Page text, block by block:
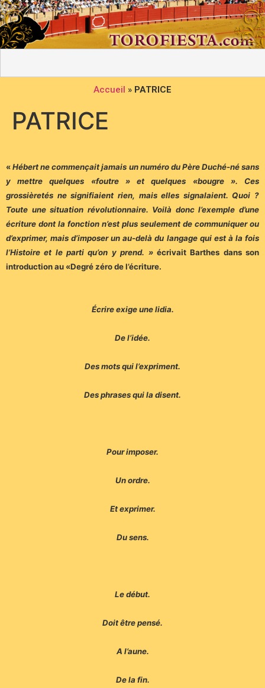
Accueil » PATRICE
PATRICE
«Hébert ne commençait jamais un numéro du Père Duché-né sans
y mettre quelques «foutre » et quelques «bougre ». Ces
grossièretés ne signifiaient rien, mais elles signalaient. Quoi ?
Toute une situation révolutionnaire. Voilà donc l’exemple d’une
écriture dont la fonction n’est plus seulement de communiquer ou
d’exprimer, mais d’imposer un au-delà du langage qui est à la fois
l’Histoire et le parti qu’on y prend. »écrivait Barthes dans son
introduction au «Degré zéro de l’écriture.
Écrire exige une lidia.
De l’idée.
Des mots qui l’expriment.
Des phrases qui la disent.
Pour imposer.
Un ordre.
Et exprimer.
Du sens.
Le début.
Doit être pensé.
A l’aune.
De la fin.